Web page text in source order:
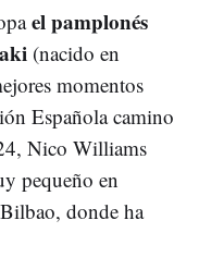
el pamplonés
(nacido en
momentos
Española camino
Nico Williams
pequeño en
donde ha